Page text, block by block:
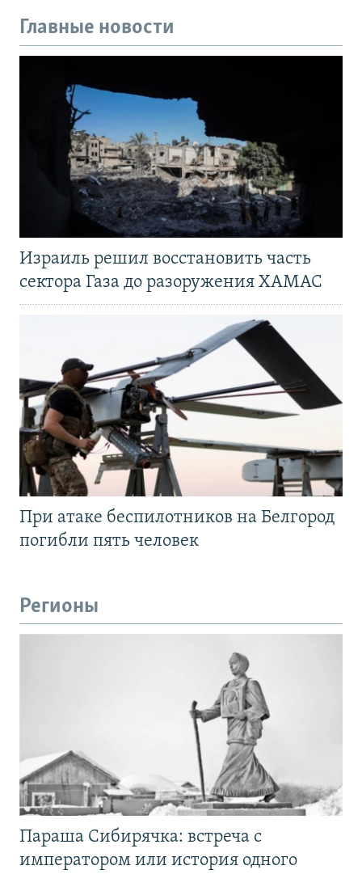
Главные новости
Израиль решил восстановить часть
сектора Газа до разоружения ХАМАС
При атаке беспилотников на Белгород
погибли пять человек
Регионы
Параша Сибирячка: встреча с
императором или история одного